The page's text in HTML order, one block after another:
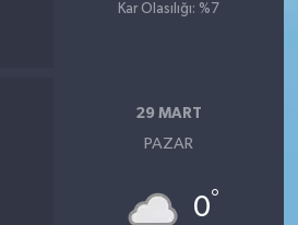
Kar Olasılığı: %7
29 MART
PAZAR
0°